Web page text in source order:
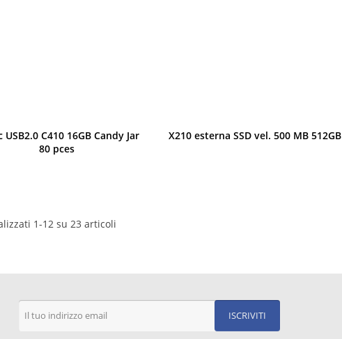
Anteprima
USB2.0 C410 16GB Candy Jar
80 pces
Anteprima
X210 esterna SSD vel. 500 MB 512GB
1-12 su 23 articoli